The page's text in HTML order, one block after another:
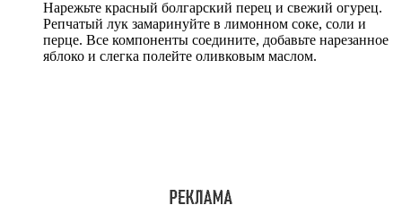
Нарежьте красный болгарский перец и свежий огурец.
Репчатый лук замаринуйте в лимонном соке, соли и
перце. Все компоненты соедините, добавьте нарезанное
яблоко и слегка полейте оливковым маслом.